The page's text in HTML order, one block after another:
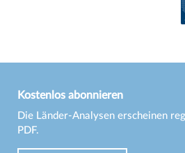
Kostenlos abonnieren
Die Länder-Analysen erscheinen
PDF.